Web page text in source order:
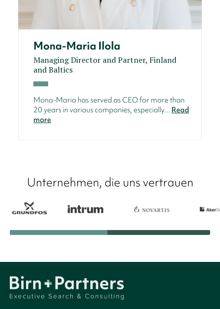
Mona-Maria Ilola
Managing Director and Partner, Finland
and Baltics
Mona-Maria has served as CEO for more than
20 years in various companies, especially... Read
more
Unternehmen, die uns vertrauen